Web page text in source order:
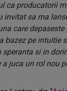
ca producatorii
invitat sa ma
care
bazez pe intuitie
speranta si in
a juca un rol nou